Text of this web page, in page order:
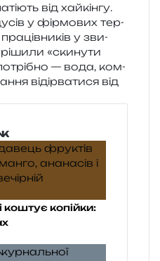
від хай­кін­гу.
у фір­мо­вих тер­
у зви­
«ски­ну­ти
— вода, ком­
віді­рва­ти­ся від
коштує копійки: